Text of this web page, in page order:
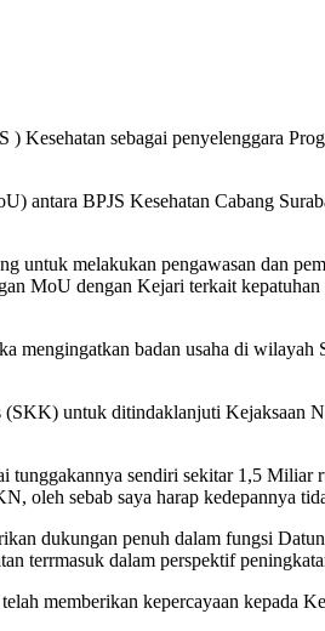
) Kesehatan sebagai penyelenggara
BPJS Kesehatan Cabang
untuk melakukan pengawasan dan
MoU dengan Kejari terkait
mengingatkan badan usaha di
untuk ditindaklanjuti Kejaksaan
sendiri sekitar 1,5
oleh sebab saya harap kedepannya
dukungan penuh dalam fungsi
terrmasuk dalam perspektif
memberikan kepercayaan kepada